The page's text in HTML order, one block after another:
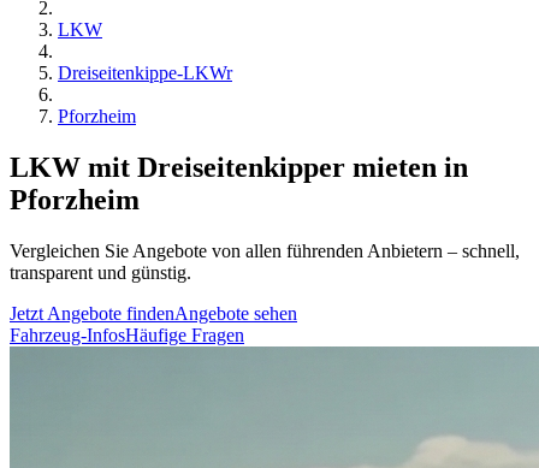
LKW
Dreiseitenkippe-LKWr
Pforzheim
LKW mit Dreiseitenkipper mieten in
Pforzheim
Vergleichen Sie Angebote von allen führenden Anbietern – schnell,
transparent und günstig.
Jetzt Angebote findenAngebote sehen
Fahrzeug-InfosHäufige Fragen